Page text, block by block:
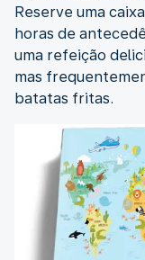
Reserve uma
horas de
uma refeição
mas
batatas fritas.